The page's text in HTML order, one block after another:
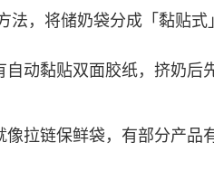
法，将储奶袋分成「黏贴式
自动黏贴双面胶纸，挤奶
像拉链保鲜袋，有部分产